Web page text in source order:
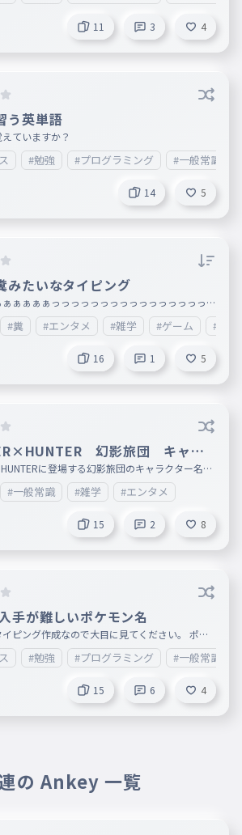
2024年04月27日
ユーザー
好き少年＜＜え？
あなたの事情ですよね
ではありません。
皆さんが快適に使うため
れど
索のときに不要なタイピン
ることは全体的に良くない
解していただければ幸い
たため、このユーザーのコメントは非表示
れたため、このユーザーのコメントは非表示
︎1万人記念大会
11 3 4
う英単語
ていますか？
#勉強 #プログラミング #一般常識
14 5
みたいなタイピング
ぁぁぁぁっっっっっっっっっっっっっっっっっ
！
#糞 #エンタメ #雑学 #ゲーム #歌詞
16 1 5
幻影旅団 キャラ
に登場する幻影旅団のキャラクター名で
団の一部のキャラクター名を間違えていたこと
し訳ございませんでした
#一般常識 #雑学 #エンタメ
15 2 8
手が難しいポケモン名
ピング作成なので大目に見てください。 ポケ
なので作りました。 いいねしてください。
#勉強 #プログラミング #一般常識
15 6 4
の Ankey 一覧